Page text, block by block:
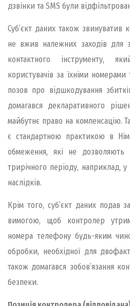
дзвiнки та SMS були
Суб’єкт даних також
не вжив належних заходiв для
контактного iнструменту,
користувачiв за їхнiми
позов про вiдшкодування
домагався декларативного
майбутнє право на компенсацiю.
є стандартною практикою в
обмеження, якi не дозволяють
трирiчного перiоду, наприклад,
наслiдкiв.
Крiм того, суб’єкт даних подав
вимогою, щоб контролер
номера телефону будь-яким
обробки, необхiдної для
також домагався зобов’язання
безпеки.